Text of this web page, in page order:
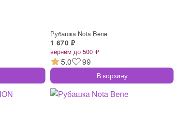
Рубашка Nota Bene
1 670 ₽
вернём до 500 ₽
5.0 99
В корзину